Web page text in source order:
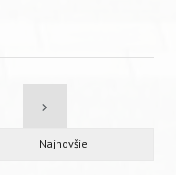
Ďalšia
strana
Najnovšie